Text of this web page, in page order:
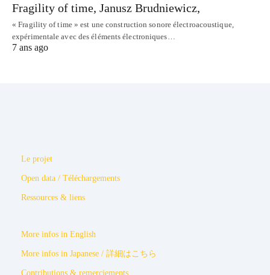
Fragility of time, Janusz Brudniewicz,
« Fragility of time » est une construction sonore électroacoustique,
expérimentale avec des éléments électroniques…
7 ans ago
Le projet
Open data / Téléchargements
Ressources & liens
More infos in English
More infos in Japanese / 詳細はこちら
Contributions & remerciements